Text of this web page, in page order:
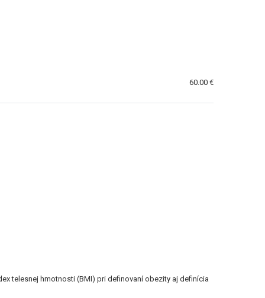
60.00 €
telesnej hmotnosti (BMI) pri definovaní obezity aj definícia